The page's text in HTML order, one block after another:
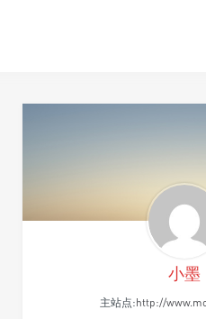
小墨
主站点:http://